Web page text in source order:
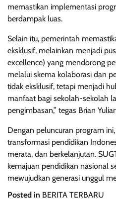
memastikan implementasi
berdampak luas.
Selain itu, pemerintah
eksklusif, melainkan menjadi
excellence) yang mendorong
melalui skema kolaborasi dan
tidak eksklusif, tetapi menjadi
manfaat bagi sekolah-sekolah
pengimbasan,” tegas Brian
Dengan peluncuran program
transformasi pendidikan
merata, dan berkelanjutan.
kemajuan pendidikan nasional
mewujudkan generasi unggul
Posted in BERITA TERBARU